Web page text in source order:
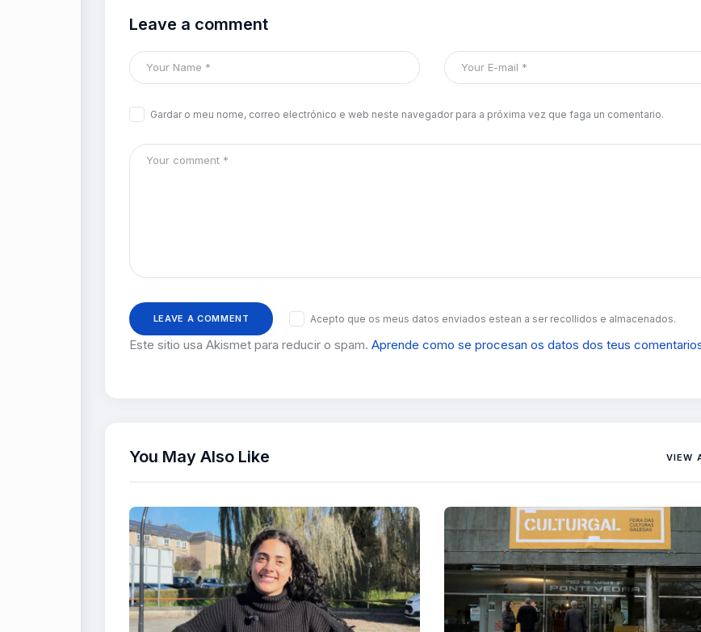
Leave a comment
Gardar o meu nome, correo electrónico e web neste navegador para a próxima vez que faga un comentario.
Acepto que os meus datos enviados estean a ser recollidos e almacenados.
Este sitio usa Akismet para reducir o spam. Aprende como se procesan os datos dos teus
You May Also Like VIEW